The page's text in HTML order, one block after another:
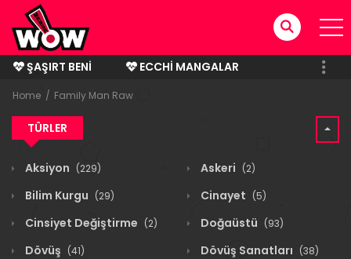
ŞAŞIRT BENI
ECCHI MANGALAR
BITMIŞ MANGALAR
Home Family Man Raw
TÜRLER
Aksiyon (229) Askeri (2)
Bilim Kurgu (29) Cinayet (5)
Cinsiyet Değiştirme (2) Doğaüstü (93)
Dövüş (41) Dövüş Sanatları (38)